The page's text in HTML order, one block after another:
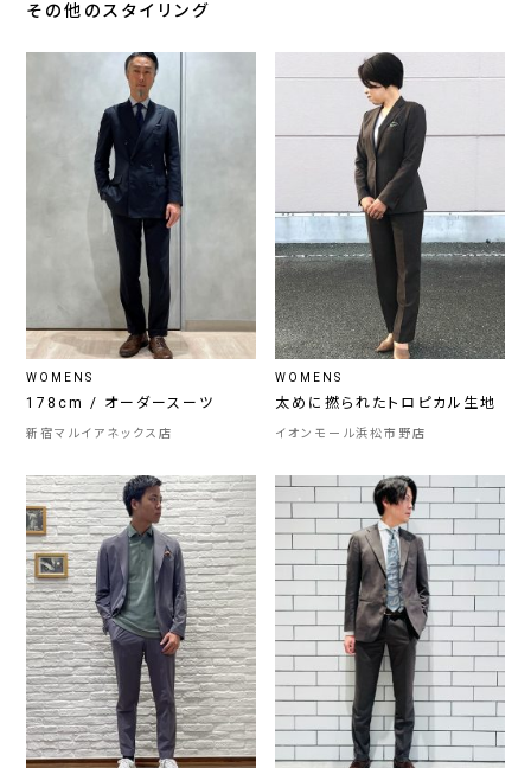
その他のスタイリング
WOMENS
178cm / オーダースーツ
新宿マルイアネックス店
WOMENS
太めに撚られたトロピカル生地
イオンモール浜松市野店